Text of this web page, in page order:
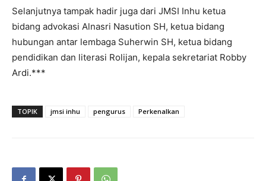
Selanjutnya tampak hadir juga dari JMSI Inhu ketua
bidang advokasi Alnasri Nasution SH, ketua bidang
hubungan antar lembaga Suherwin SH, ketua bidang
pendidikan dan literasi Rolijan, kepala sekretariat Robby
Ardi.***
TOPIK jmsi inhu pengurus Perkenalkan